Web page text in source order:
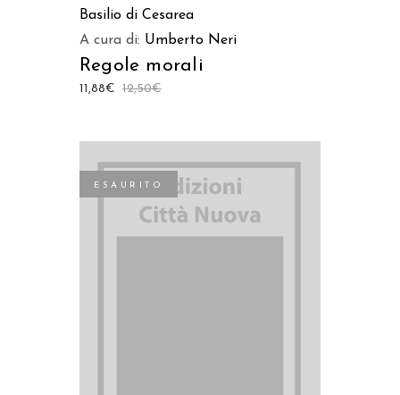
Basilio di Cesarea
A cura di: Umberto Neri
Regole morali
12,50€
11,88€
ESAURITO